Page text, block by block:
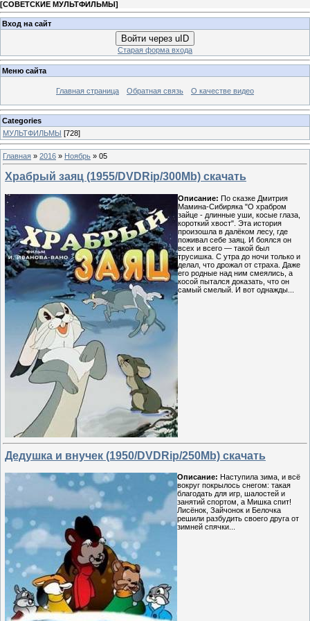
[СОВЕТСКИЕ МУЛЬТФИЛЬМЫ]
Вход на сайт
Войти через uID
Старая форма входа
Меню сайта
Главная страница Обратная связь О качестве видео
Categories
МУЛЬТФИЛЬМЫ [728]
Главная » 2016 » Ноябрь » 05
Храбрый заяц (1955/DVDRip/300Mb) скачать
Описание: По сказке Дмитрия
Мамина-Сибиряка "О храбром
зайце - длинные уши, косые глаза,
короткий хвост". Эта история
произошла в далёком лесу, где
поживал себе заяц. И боялся он
всех и всего — такой был
трусишка. С утра до ночи только и
делал, что дрожал от страха. Даже
его родные над ним смеялись, а
косой пытался доказать, что он
самый смелый. И вот однажды...
Дедушка и внучек (1950/DVDRip/250Mb) скачать
Описание: Наступила зима, и всё
вокруг покрылось снегом: такая
благодать для игр, шалостей и
занятий спортом, а Мишка спит!
Лисёнок, Зайчонок и Белочка
решили разбудить своего друга от
зимней спячки...